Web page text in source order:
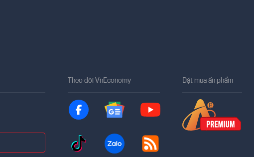
Theo dõi VnEconomy Đặt mua ấn phẩm